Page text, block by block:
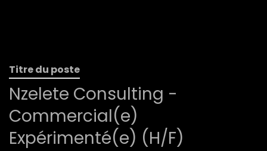
Titre du poste
Nzelete Consulting -
Commercial(e)
Expérimenté(e) (H/F)